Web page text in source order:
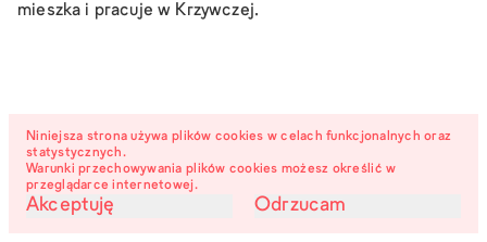
mieszka i pracuje w Krzywczej.
Niniejsza strona używa plików cookies w celach funkcjonalnych oraz
statystycznych.
Warunki przechowywania plików cookies możesz określić w
przeglądarce internetowej.
Akceptuję Odrzucam